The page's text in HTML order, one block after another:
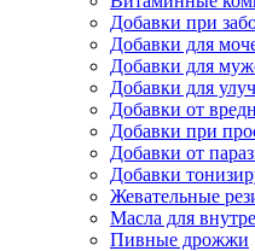
Добавки при
Добавки для
Добавки для
Добавки для
Добавки от
Добавки при
Добавки от
Добавки
Жевательные
Масла для
Пивные дрожжи